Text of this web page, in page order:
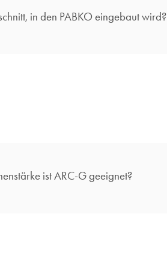
in den PABKO eingebaut wird?
ist ARC-G geeignet?